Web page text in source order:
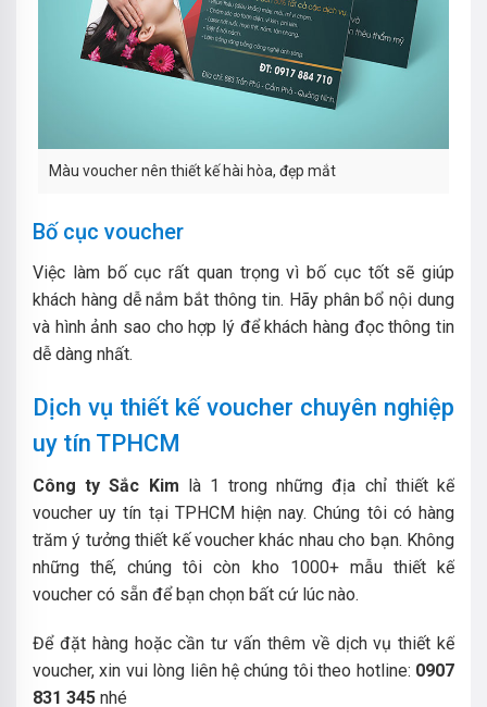
Màu voucher nên thiết kế hài hòa, đẹp mắt
Bố cục voucher
Việc làm bố cục rất quan trọng vì bố cục tốt sẽ giúp
khách hàng dễ nắm bắt thông tin. Hãy phân bổ nội dung
và hình ảnh sao cho hợp lý để khách hàng đọc thông tin
dễ dàng nhất.
Dịch vụ thiết kế voucher chuyên nghiệp
uy tín TPHCM
Công ty Sắc Kim là 1 trong những địa chỉ thiết kế
voucher uy tín tại TPHCM hiện nay. Chúng tôi có hàng
trăm ý tưởng thiết kế voucher khác nhau cho bạn. Không
những thế, chúng tôi còn kho 1000+ mẫu thiết kế
voucher có sẵn để bạn chọn bất cứ lúc nào.
Để đặt hàng hoặc cần tư vấn thêm về dịch vụ thiết kế
voucher, xin vui lòng liên hệ chúng tôi theo hotline: 0907
831 345 nhé